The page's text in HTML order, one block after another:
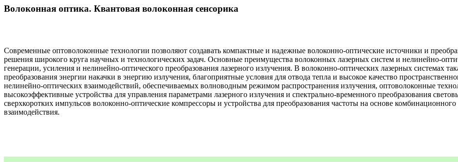
Волоконная оптика. Квантовая волоконная сенсорика
Современные оптоволоконные технологии позволяют создавать компактные и надежные волоконно-оптические источники и
решения широкого круга научных и технологических задач. Основные преимущества волоконных лазерных систем и нелинейно-
генерации, усиления и нелинейно-оптического преобразования лазерного излучения. В волоконно-оптических лазерных системах
преобразования энергии накачки в энергию излучения, благоприятные условия для отвода тепла и высокое качество
нелинейно-оптических взаимодействий, обеспечиваемых волноводным режимом распространения излучения, оптоволоконные
высокоэффективные устройства для управления параметрами лазерного излучения и спектрально-временного преобразования
сверхкоротких импульсов волоконно-оптические компрессоры и устройства для преобразования частоты на основе
взаимодействия.